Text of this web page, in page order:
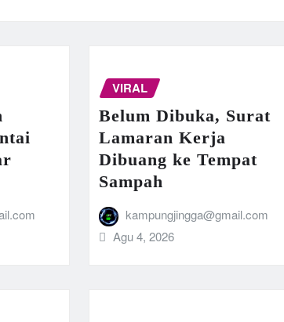
VIRAL
Belum Dibuka, Surat
Lamaran Kerja
Dibuang ke Tempat
Sampah
kampungjingga@gmail.com
Agu 4, 2026